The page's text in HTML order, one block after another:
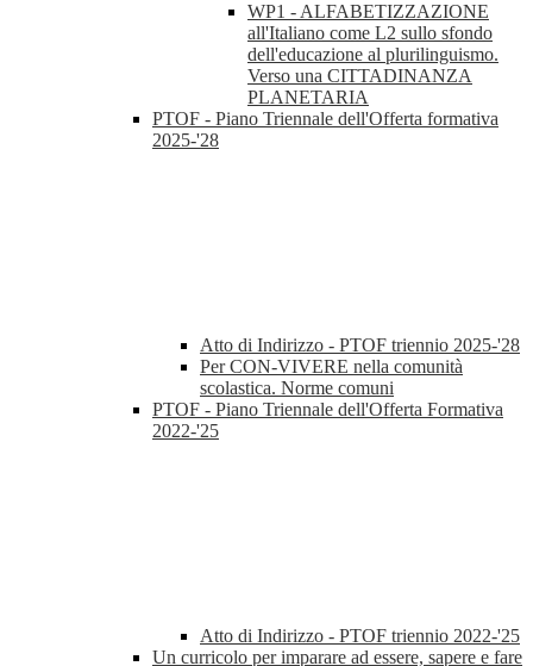
WP1 - ALFABETIZZAZIONE
all'Italiano come L2 sullo sfondo
dell'educazione al plurilinguismo.
Verso una CITTADINANZA
PLANETARIA
PTOF - Piano Triennale dell'Offerta formativa
2025-'28
Atto di Indirizzo - PTOF triennio 2025-'28
Per CON-VIVERE nella comunità
scolastica. Norme comuni
PTOF - Piano Triennale dell'Offerta Formativa
2022-'25
Atto di Indirizzo - PTOF triennio 2022-'25
Un curricolo per imparare ad essere, sapere e fare